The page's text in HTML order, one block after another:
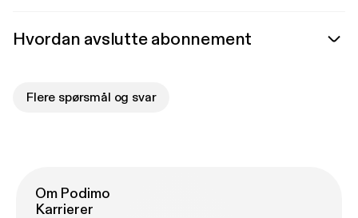
Hvordan avslutte abonnement
Flere spørsmål og svar
Om Podimo
Karrierer